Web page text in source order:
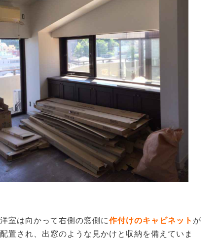
洋室は向かって右側の窓側に作付けのキャビネット が
配置され、出窓のような見かけと収納を備えていま